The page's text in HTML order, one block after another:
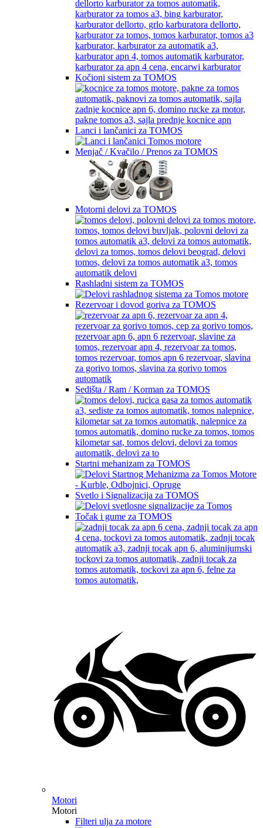
Kočioni sistem za TOMOS
Lanci i lančanici za TOMOS
Menjač / Kvačilo / Prenos za TOMOS
Motorni delovi za TOMOS
Rashladni sistem za TOMOS
Rezervoar i dovod goriva za TOMOS
Sedišta / Ram / Korman za TOMOS
Startni mehanizam za TOMOS
Svetlo i Signalizacija za TOMOS
Točak i gume za TOMOS
Motori
Motori
Filteri ulja za motore